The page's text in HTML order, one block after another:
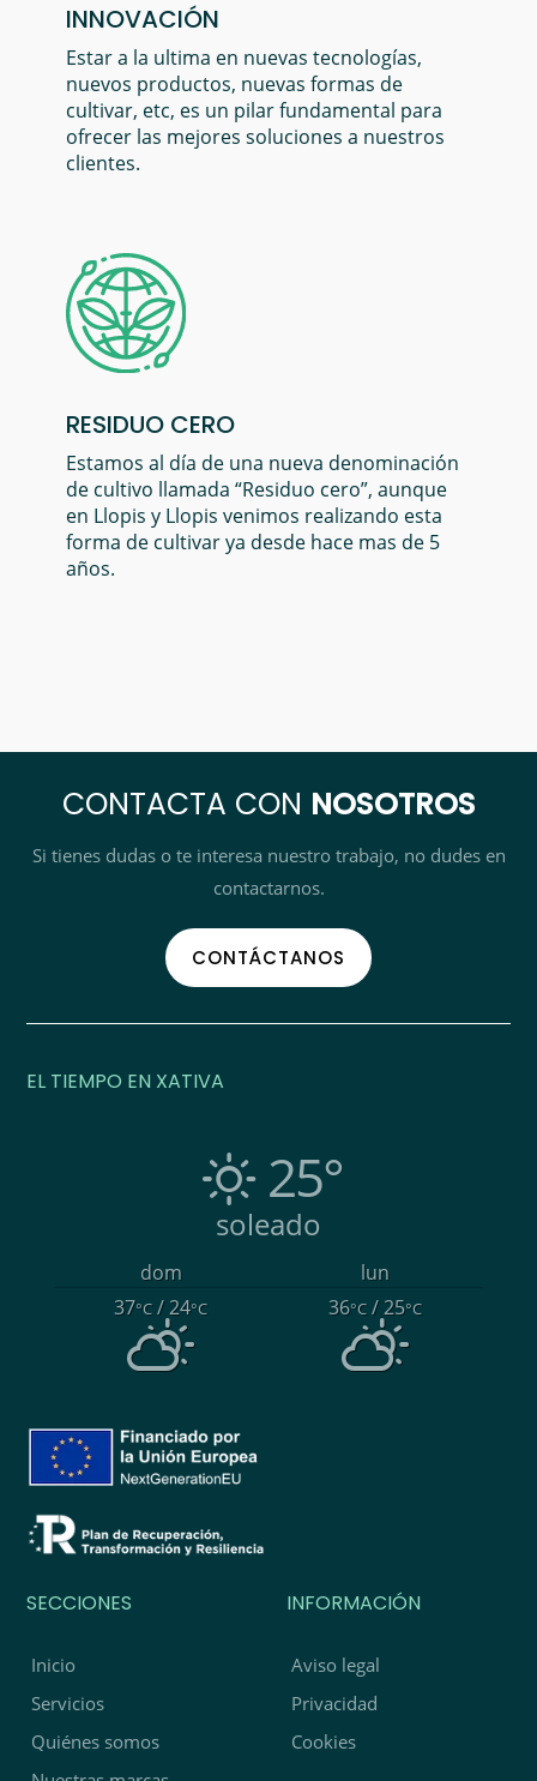
INNOVACIÓN
Estar a la ultima en nuevas tecnologías,
nuevos productos, nuevas formas de
cultivar, etc, es un pilar fundamental para
ofrecer las mejores soluciones a nuestros
clientes.
RESIDUO CERO
Estamos al día de una nueva denominación
de cultivo llamada “Residuo cero”, aunque
en Llopis y Llopis venimos realizando esta
forma de cultivar ya desde hace mas de 5
años.
CONTACTA CON NOSOTROS
Si tienes dudas o te interesa nuestro trabajo, no dudes en
contactarnos.
CONTÁCTANOS
EL TIEMPO EN XATIVA
25°
soleado
dom
lun
37°C / 24°C 36°C / 25°C
SECCIONES
Inicio
Servicios
Quiénes somos
INFORMACIÓN
Aviso legal
Privacidad
Cookies